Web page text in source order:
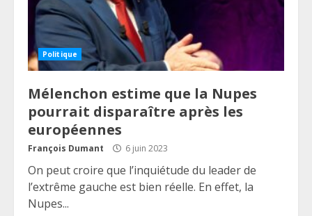
Politique
Mélenchon estime que la Nupes
pourrait disparaître après les
européennes
François Dumant 6 juin 2023
On peut croire que l’inquiétude du leader de
l’extrême gauche est bien réelle. En effet, la
Nupes...